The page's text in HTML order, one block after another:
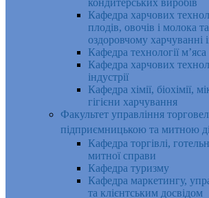
кондитерських виробів
Кафедра харчових
плодів, овочів і молока
оздоровчому
Кафедра технології м’яса
Кафедра харчових
індустрії
Кафедра хімії, біохімії,
гігієни харчування
Факультет управління
підприємницькою та митною
Кафедра торгівлі,
митної справи
Кафедра туризму
Кафедра маркетингу,
та клієнтським досвідом